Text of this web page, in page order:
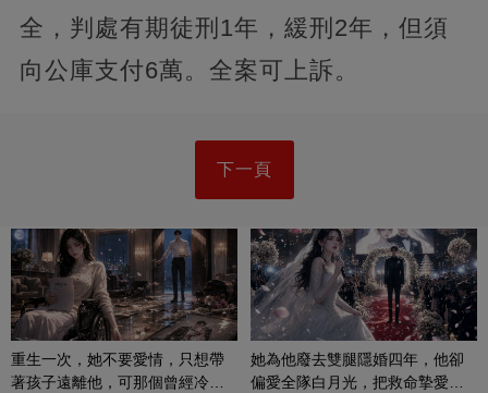
全，判處有期徒刑1年，緩刑2年，但須
向公庫支付6萬。全案可上訴。
下一頁
重生一次，她不要愛情，只想帶
著孩子遠離他，可那個曾經冷漠
她為他廢去雙腿隱婚四年，他卻
偏愛全隊白月光，把救命摯愛當